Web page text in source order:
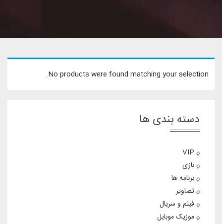
No products were found matching your selection.
دسته بندی ها
VIP
بازی
برنامه ها
تصاویر
فیلم و سریال
موزیک موبایل